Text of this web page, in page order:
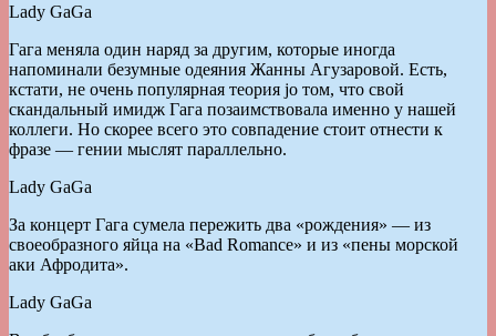
Lady GaGa
Гага меняла один наряд за другим, которые иногда
напоминали безумные одеяния Жанны Агузаровой. Есть,
кстати, не очень популярная теория jо том, что свой
скандальный имидж Гага позаимствовала именно у нашей
коллеги. Но скорее всего это совпадение стоит отнести к
фразе — гении мыслят параллельно.
Lady GaGa
За концерт Гага сумела пережить два «рождения» — из
своеобразного яйца на «Bad Romance» и из «пены морской
аки Афродита».
Lady GaGa